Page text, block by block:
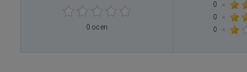
0 ocen
0
×
0
×
0
×